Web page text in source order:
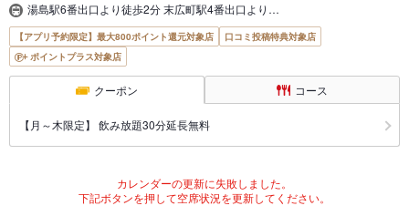
湯島駅6番出口より徒歩2分 末広町駅4番出口より…
【アプリ予約限定】最大800ポイント還元対象店
口コミ投稿特典対象店
ポイントプラス対象店
クーポン コース
【月～木限定】 飲み放題30分延長無料
カレンダーの更新に失敗しました。
下記ボタンを押して空席状況を更新してください。